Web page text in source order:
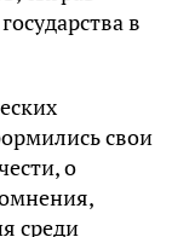
в
свои
о
среди